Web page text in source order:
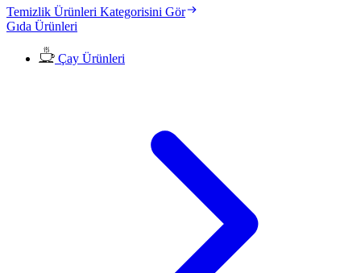
Temizlik Ürünleri Kategorisini Gör
Gıda Ürünleri
Çay Ürünleri